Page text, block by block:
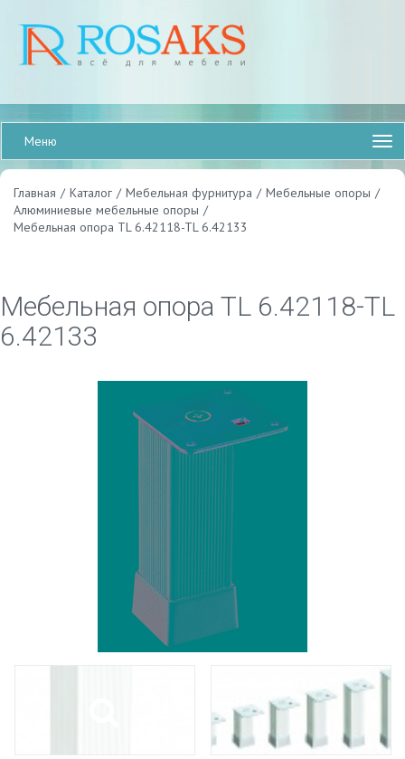
Меню
Главная / Каталог / Мебельная фурнитура / Мебельные опоры /
Алюминиевые мебельные опоры /
Мебельная опора TL 6.42118-TL 6.42133
Мебельная опора TL 6.42118-TL
6.42133